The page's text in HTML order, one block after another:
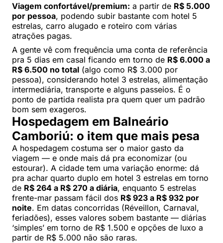
Viagem confortável/premium: a partir de R$ 5.000
por pessoa, podendo subir bastante com hotel 5
estrelas, carro alugado e roteiro com várias
atrações pagas.
A gente vê com frequência uma conta de referência
pra 5 dias em casal ficando em torno de R$ 6.000 a
R$ 6.500 no total (algo como R$ 3.000 por
pessoa), considerando hotel 3 estrelas, alimentação
intermediária, transporte e alguns passeios. É o
ponto de partida realista pra quem quer um padrão
bom sem exageros.
Hospedagem em Balneário
Camboriú: o item que mais pesa
A hospedagem costuma ser o maior gasto da
viagem — e onde mais dá pra economizar (ou
estourar). A cidade tem uma variação enorme: dá
pra achar quarto duplo em hotel 3 estrelas em torno
de R$ 264 a R$ 270 a diária, enquanto 5 estrelas
frente-mar passam fácil dos R$ 923 a R$ 932 por
noite. Em datas concorridas (Réveillon, Carnaval,
feriadões), esses valores sobem bastante — diárias
‘simples’ em torno de R$ 1.500 e opções de luxo a
partir de R$ 5.000 não são raras.